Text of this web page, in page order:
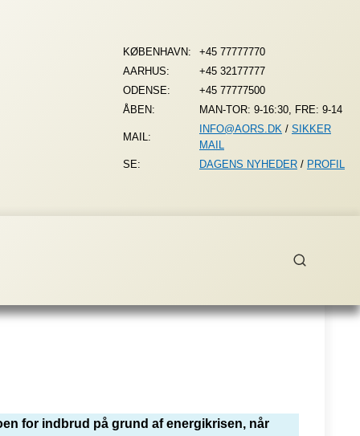
KØBENHAVN:
+45 77777770
AARHUS:
+45 32177777
ODENSE:
+45 77777500
ÅBEN:
MAN-TOR: 9-16:30, FRE: 9-14
MAIL:
INFO@AORS.DK / SIKKER
MAIL
SE:
DAGENS NYHEDER / PROFIL
for indbrud på grund af energikrisen, når